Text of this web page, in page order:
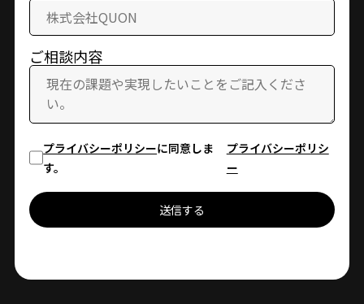
ご相談内容
プライバシーポリシーに同意しま
す。
プライバシーポリシ
ー
送信する